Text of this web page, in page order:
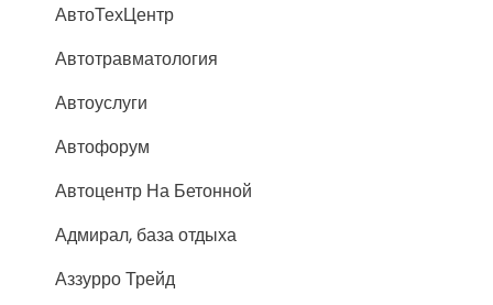
АвтоТехЦентр
Автотравматология
Автоуслуги
Автофорум
Автоцентр На Бетонной
Адмирал, база отдыха
Аззурро Трейд